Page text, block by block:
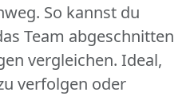
So kannst du
Team abgeschnitten
vergleichen. Ideal,
verfolgen oder